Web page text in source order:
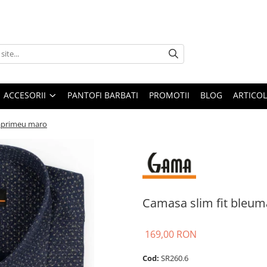
ACCESORII PANTOFI BARBATI PROMOTII BLOG
maro
Camasa slim fit
169,00 RON
Cod: SR260.6